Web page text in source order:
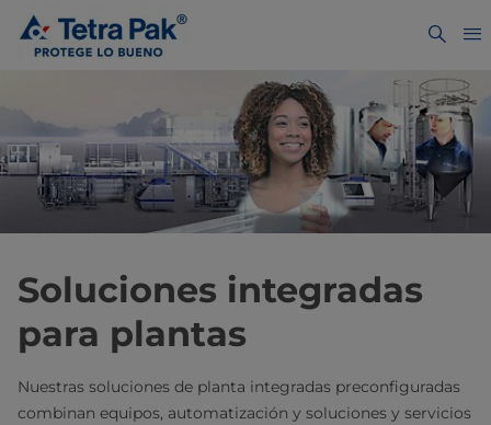
Soluciones integradas
para plantas
Nuestras soluciones de planta integradas preconfiguradas
combinan equipos, automatización y soluciones y servicios